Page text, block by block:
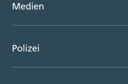
Medien
Polizei